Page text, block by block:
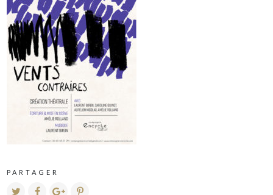
PARTAGER